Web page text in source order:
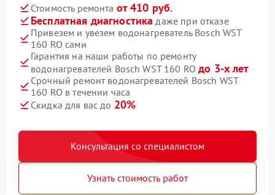
Стоимость ремонта от 410 руб.
Бесплатная диагностика даже при отказе
Привезем и увезем водонагреватель Bosch WST
160 RO сами
Гарантия на наши работы по ремонту
водонагревателей Bosch WST 160 ROдо 3-х лет
Срочный ремонт водонагревателей Bosch WST
160 RO в течении часа
Скидка для вас до 20%
Консультация со специалистом
Узнать стоимость работ